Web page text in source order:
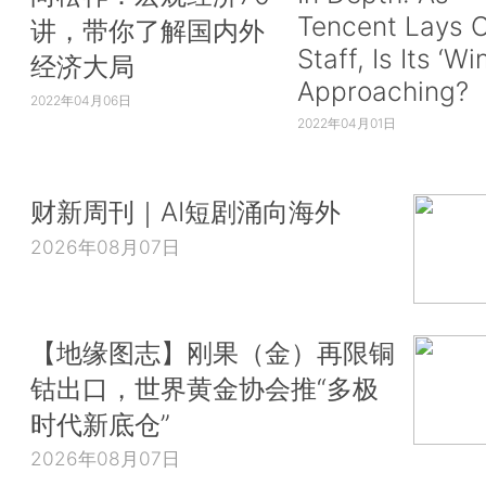
讲，带你了解国内外
经济大局
2022年04月06日
Tencent Lays
Staff, Is Its
Approaching?
2022年04月01日
财新周刊｜AI短剧涌向海外
2026年08月07日
【地缘图志】刚果（金）再限铜
钴出口，世界黄金协会推“多极
时代新底仓”
2026年08月07日